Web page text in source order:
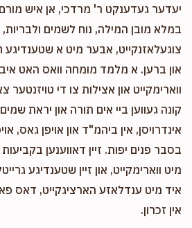
יעדער געדענקט ר' מרדכי, אן איש
במלא מובן המילה, נוח לשמים ולבריות,
צוגעלאזנקייט, אבער מיט א שטענדיגע
און ברען. א מלמד מומחה וואס האט
ווארימקייט און אצילות צו די
קונה געווען ביי אים תורה און יראת
אינדרויסן, אין ביהמ"ד און אויפן גאס,
בסבר פנים יפות. זיין דאווענען
מיט ווארימקייט, און זיין שטענדיגע
איד מיט ענדלאזע הארציגקייט, דאס
אין זכרון.